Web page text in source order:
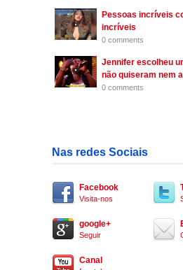
Pessoas incríveis
incríveis
0 comments
Jennifer escolheu
não quiseram nem
0 comments
Nas redes Sociais
Facebook
Visita-nos
google+
Seguir
Canal